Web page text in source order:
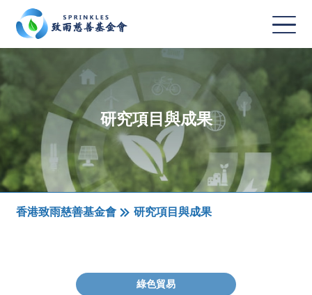
研究項目與成果
香港致雨慈善基金會 研究項目與成果
綠色貿易